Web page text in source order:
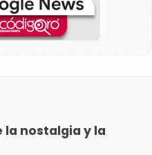
la nostalgia y la